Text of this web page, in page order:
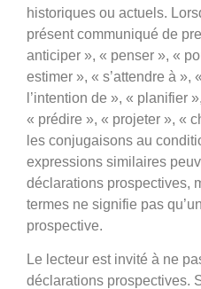
historiques ou actuels.
présent communiqué de
anticiper », « penser », «
estimer », « s’attendre à »,
l’intention de », « planifier
« prédire », « projeter », «
les conjugaisons au
expressions similaires
déclarations prospectives,
termes ne signifie pas
prospective.
Le lecteur est invité à ne
déclarations prospectives.